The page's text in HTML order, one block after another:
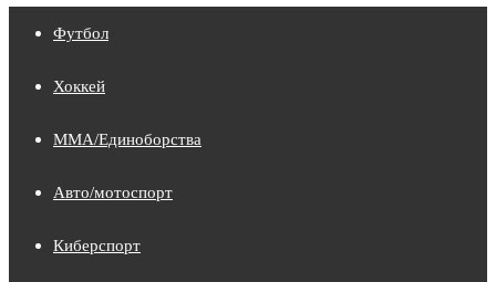
Футбол
Хоккей
MMA/Единоборства
Авто/мотоспорт
Киберспорт